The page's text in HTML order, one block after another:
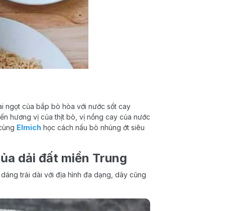
ngọt của bắp bò hòa với nước sốt cay
hương vị của thịt bò, vị nồng cay của nước
Elmich học cách nấu bò nhúng ớt siêu
dải đất miền Trung
trải dài với địa hình đa dạng, dây cũng